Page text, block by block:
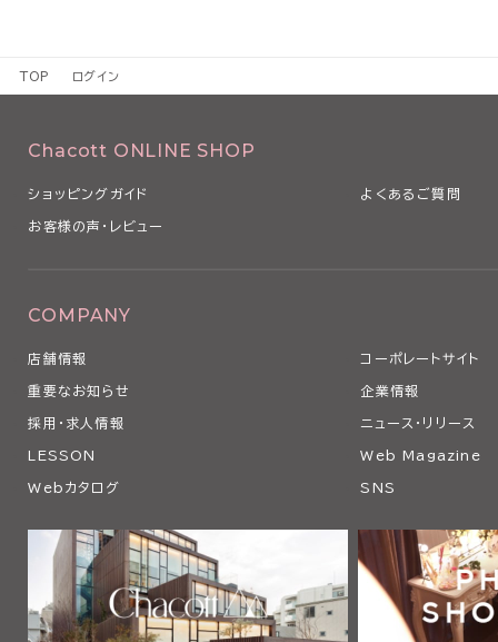
TOP ログイン
Chacott ONLINE SHOP
ショッピングガイド よくあるご質問
お客様の声・レビュー
COMPANY
店舗情報 コーポレートサイト
重要なお知らせ 企業情報
採用・求人情報 ニュース・リリース
LESSON Web Magazine
Webカタログ SNS